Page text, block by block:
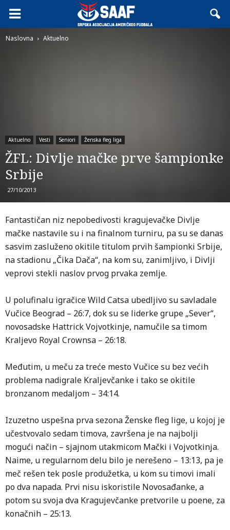
Naslovna Aktuelno
Aktuelno Vesti Seniori Ženska fleg liga
ŽFL: Divlje mačke prve šampionke
Srbije
27/10/2013
Fantastičan niz nepobedivosti kragujevačke Divlje
mačke nastavile su i na finalnom turniru, pa su se danas
sasvim zasluženo okitile titulom prvih šampionki Srbije,
na stadionu „Čika Dača“, na kom su, zanimljivo, i Divlji
veprovi stekli naslov prvog prvaka zemlje.
U polufinalu igračice Wild Catsa ubedljivo su savladale
Vučice Beograd – 26:7, dok su se liderke grupe „Sever“,
novosadske Hattrick Vojvotkinje, namučile sa timom
Kraljevo Royal Crownsa – 26:18.
Međutim, u meču za treće mesto Vučice su bez većih
problema nadigrale Kraljevčanke i tako se okitile
bronzanom medaljom – 34:14.
Izuzetno uspešna prva sezona Ženske fleg lige, u kojoj je
učestvovalo sedam timova, završena je na najbolji
mogući način – sjajnom utakmicom Mački i Vojvotkinja.
Naime, u regularnom delu bilo je nerešeno – 13:13, pa je
meč rešen tek posle produžetka, u kom su timovi imali
po dva napada. Prvi nisu iskoristile Novosađanke, a
potom su svoja dva Kragujevčanke pretvorile u poene, za
konačnih – 25:13.